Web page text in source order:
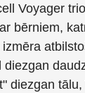
Voyager
bērniem,
diezgan
diezgan